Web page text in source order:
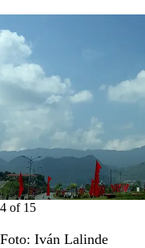
4 of 15
Foto: Iván Lalinde